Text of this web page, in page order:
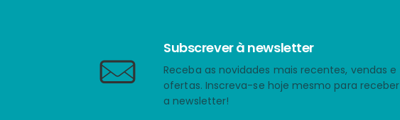
Subscrever à newsletter
Receba as novidades mais recentes, vendas e
ofertas. Inscreva-se hoje mesmo para receber
a newsletter!